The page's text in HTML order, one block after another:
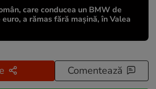
care conducea un BMW de
a rămas fără mașină, în Valea
Comentează